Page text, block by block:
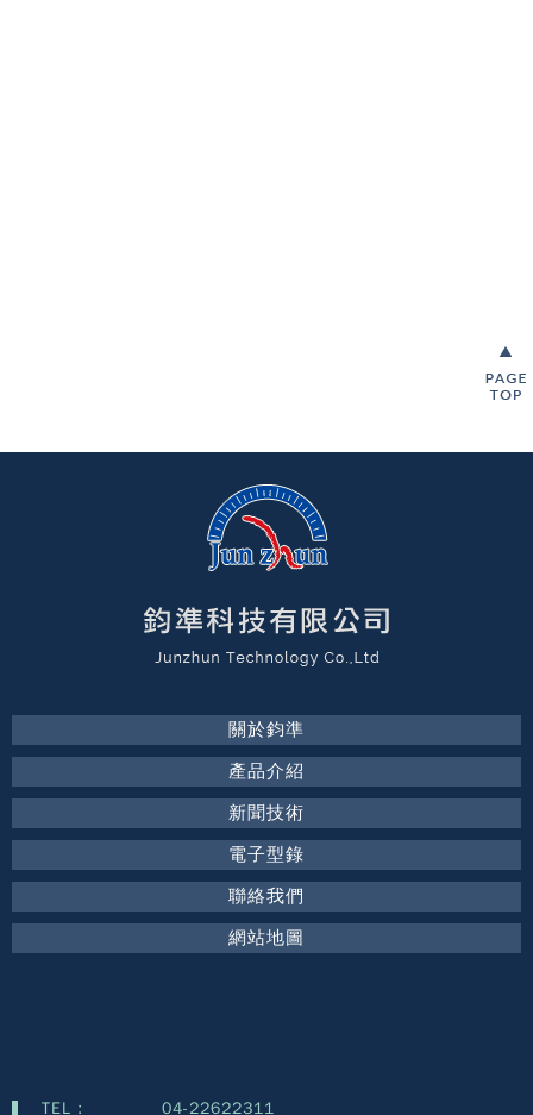
關於鈞準
產品介紹
新聞技術
電子型錄
聯絡我們
網站地圖
TEL : 04-22622311